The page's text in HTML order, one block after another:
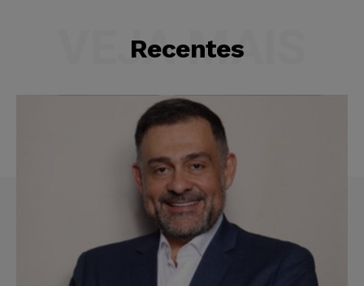
Recentes
VEJA MAIS